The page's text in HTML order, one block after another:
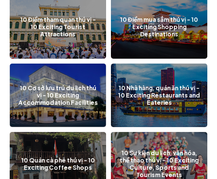
10 Điểm tham quan thú vị -
10 Exciting Tourist
Attractions
10 Điểm mua sắm thú vị - 10
Exciting Shopping
Destinations
10 Cơ sở lưu trú du lịch thú
vị - 10 Exciting
Accommodation Facilities
10 Nhà hàng, quán ăn thú vị -
10 Exciting Restaurants and
Eateries
10 Quán cà phê thú vị - 10
Exciting Coffee Shops
10 Sự kiện du lịch, văn hóa,
thể thao thú vị - 10 Exciting
Culture, Sports and
Tourism Events